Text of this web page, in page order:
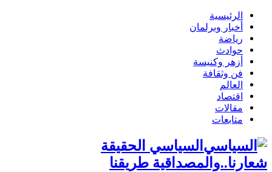
الرئيسية
أخبار وبرلمان
رياضة
حوادث
أزهر وكنيسة
فن وثقافة
العالم
اقتصاد
مقالات
متابعات
السياسي الحقيقة
شعارنا..والمصداقية طريقنا